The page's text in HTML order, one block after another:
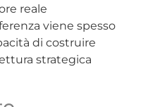
reale
viene spesso
di costruire
strategica